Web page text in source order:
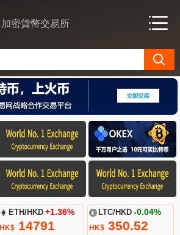
加密貨幣交易所
ETH/HKD +1.36%
HK$ 14791
LTC/HKD -0.04%
HK$350.52